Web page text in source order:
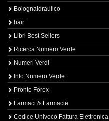
BolognaIdraulico
hair
Libri Best Sellers
Ricerca Numero Verde
Numeri Verdi
Info Numero Verde
Pronto Forex
Farmaci & Farmacie
Codice Univoco Fattura Elettronica